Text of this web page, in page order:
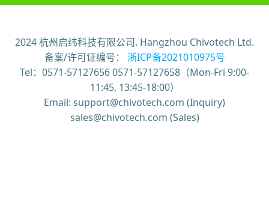
2024 杭州启纬科技有限公司. Hangzhou Chivotech Ltd.
备案/许可证编号： 浙ICP备2021010975号
Tel：0571-57127656 0571-57127658（Mon-Fri 9:00-
11:45, 13:45-18:00）
Email: support@chivotech.com (Inquiry)
sales@chivotech.com (Sales)